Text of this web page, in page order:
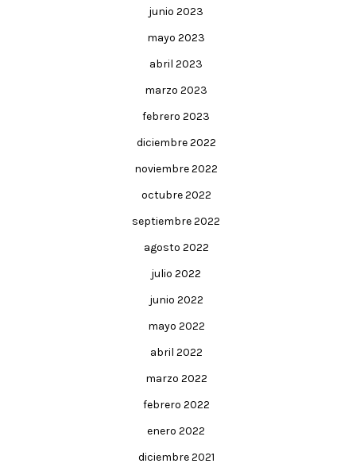
junio 2023
mayo 2023
abril 2023
marzo 2023
febrero 2023
diciembre 2022
noviembre 2022
octubre 2022
septiembre 2022
agosto 2022
julio 2022
junio 2022
mayo 2022
abril 2022
marzo 2022
febrero 2022
enero 2022
diciembre 2021